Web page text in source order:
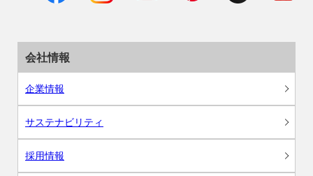
会社情報
企業情報
サステナビリティ
採用情報